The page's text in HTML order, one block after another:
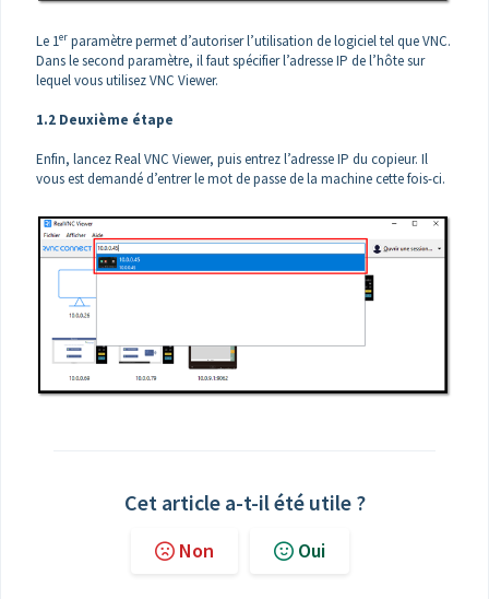
Le 1er paramètre permet d’autoriser l’utilisation de logiciel tel que VNC.
Dans le second paramètre, il faut spécifier l’adresse IP de l’hôte sur
lequel vous utilisez VNC Viewer.
1.2 Deuxième étape
Enfin, lancez Real VNC Viewer, puis entrez l’adresse IP du copieur. Il
vous est demandé d’entrer le mot de passe de la machine cette fois-ci.
Cet article a-t-il été utile ?
Non Oui